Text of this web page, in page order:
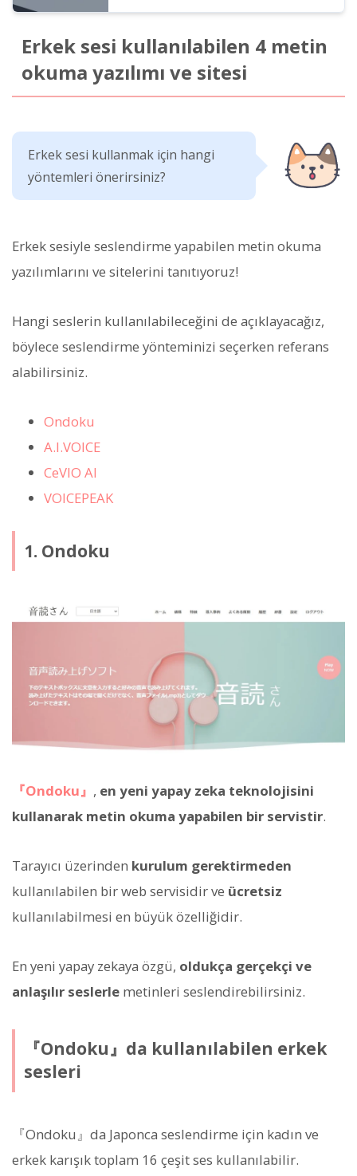
Erkek sesi kullanılabilen 4 metin
okuma yazılımı ve sitesi
Erkek sesi kullanmak için hangi
yöntemleri önerirsiniz?
Erkek sesiyle seslendirme yapabilen metin okuma
yazılımlarını ve sitelerini tanıtıyoruz!
Hangi seslerin kullanılabileceğini de açıklayacağız,
böylece seslendirme yönteminizi seçerken referans
alabilirsiniz.
Ondoku
A.I.VOICE
CeVIO AI
VOICEPEAK
1. Ondoku
『Ondoku』 , en yeni yapay zeka teknolojisini
kullanarak metin okuma yapabilen bir servistir.
Tarayıcı üzerinden kurulum gerektirmeden
kullanılabilen bir web servisidir ve ücretsiz
kullanılabilmesi en büyük özelliğidir.
En yeni yapay zekaya özgü, oldukça gerçekçi ve
anlaşılır seslerle metinleri seslendirebilirsiniz.
『Ondoku』da kullanılabilen erkek
sesleri
『Ondoku』da Japonca seslendirme için kadın ve
erkek karışık toplam 16 çeşit ses kullanılabilir.